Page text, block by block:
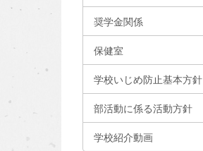
奨学金関係
保健室
学校いじめ防止基本方針
部活動に係る活動方針
学校紹介動画